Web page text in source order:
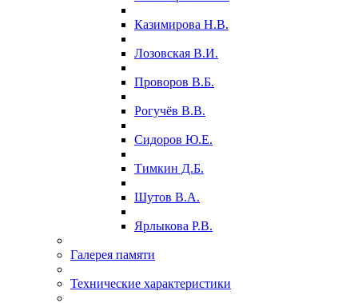
Казимирова Н.В.
Лозовская В.И.
Проворов В.Б.
Рогучёв В.В.
Сидоров Ю.Е.
Тимкин Д.Б.
Шутов В.А.
Ярлыкова Р.В.
Галерея памяти
Технические характеристики